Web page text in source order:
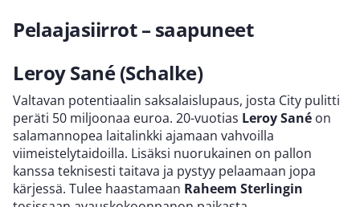
Pelaajasiirrot – saapuneet
Leroy Sané (Schalke)
Valtavan potentiaalin saksalaislupaus, josta City pulitti
peräti 50 miljoonaa euroa. 20-vuotias Leroy Sané on
salamannopea laitalinkki ajamaan vahvoilla
viimeistelytaidoilla. Lisäksi nuorukainen on pallon
kanssa teknisesti taitava ja pystyy pelaamaan jopa
kärjessä. Tulee haastamaan Raheem Sterlingin